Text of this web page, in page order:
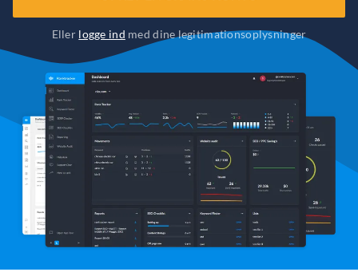
Eller logge ind med dine legitimationsoplysninger